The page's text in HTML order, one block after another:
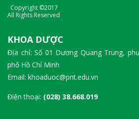
Copyright ©2017
All Rights Reserved
KHOA DƯỢC
Địa chỉ: Số 01 Dương Quang Trung,
phố Hồ Chí Minh
Email: khoaduoc@pnt.edu.vn
Điện thoại: (028) 38.668.019